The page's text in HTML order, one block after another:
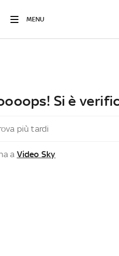
MENU
Si è
più tardi
a Video Sky